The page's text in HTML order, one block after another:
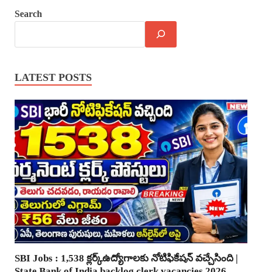
Search
LATEST POSTS
SBI Jobs : 1,538 క్లర్క్ఉద్యోగాలకు నోటిఫికేషన్ వచ్చేసింది |